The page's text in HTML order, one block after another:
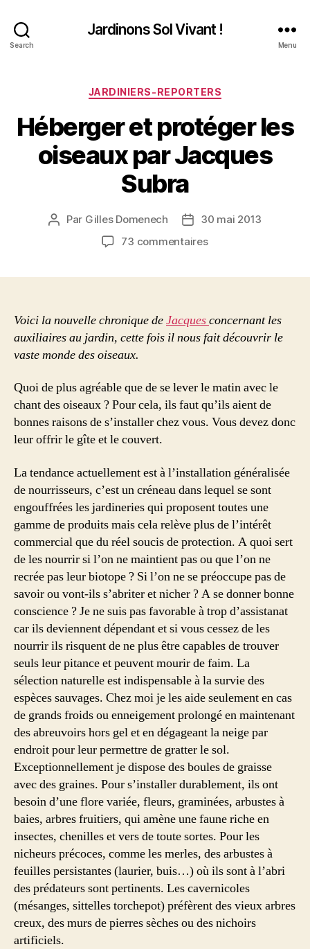
Search
Jardinons Sol Vivant !
Menu
Catégories
JARDINIERS-REPORTERS
Héberger et protéger les
oiseaux par Jacques
Subra
Auteur
Par Gilles Domenech
Date
de
30 mai 2013
73 commentairessur
oiseaux
par
Voici la nouvelle chronique deJacquesconcernant les
auxiliaires au jardin, cette fois il nous fait découvrir le
vaste monde des oiseaux.
Quoi de plus agréable que de se lever le matin avec le
chant des oiseaux ? Pour cela, ils faut qu’ils aient de
bonnes raisons de s’installer chez vous. Vous devez donc
leur offrir le gîte et le couvert.
La tendance actuellement est à l’installation généralisée
de nourrisseurs, c’est un créneau dans lequel se sont
engouffrées les jardineries qui proposent toutes une
gamme de produits mais cela relève plus de l’intérêt
commercial que du réel soucis de protection. A quoi sert
de les nourrir si l’on ne maintient pas ou que l’on ne
recrée pas leur biotope ? Si l’on ne se préoccupe pas de
savoir ou vont-ils s’abriter et nicher ? A se donner bonne
conscience ? Je ne suis pas favorable à trop d’assistanat
car ils deviennent dépendant et si vous cessez de les
nourrir ils risquent de ne plus être capables de trouver
seuls leur pitance et peuvent mourir de faim. La
sélection naturelle est indispensable à la survie des
espèces sauvages. Chez moi je les aide seulement en cas
de grands froids ou enneigement prolongé en maintenant
des abreuvoirs hors gel et en dégageant la neige par
endroit pour leur permettre de gratter le sol.
Exceptionnellement je dispose des boules de graisse
avec des graines. Pour s’installer durablement, ils ont
besoin d’une flore variée, fleurs, graminées, arbustes à
baies, arbres fruitiers, qui amène une faune riche en
insectes, chenilles et vers de toute sortes. Pour les
nicheurs précoces, comme les merles, des arbustes à
feuilles persistantes (laurier, buis…) où ils sont à l’abri
des prédateurs sont pertinents. Les cavernicoles
(mésanges, sittelles torchepot) préfèrent des vieux arbres
creux, des murs de pierres sèches ou des nichoirs
artificiels.